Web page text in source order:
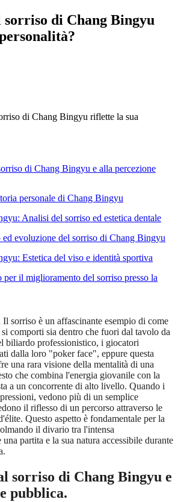
di Chang Bingyu
di Chang Bingyu riflette la sua
di Chang Bingyu e alla percezione
personale di Chang Bingyu
Analisi del sorriso ed estetica dentale
evoluzione del sorriso di Chang Bingyu
Estetica del viso e identità sportiva
il miglioramento del sorriso presso la
sorriso è un affascinante esempio di come
comporti sia dentro che fuori dal tavolo da
biliardo professionistico, i giocatori
dalla loro "poker face", eppure questa
una rara visione della mentalità di una
che combina l'energia giovanile con la
a un concorrente di alto livello. Quando i
vedono più di un semplice
il riflesso di un percorso attraverso le
Questo aspetto è fondamentale per la
il divario tra l'intensa
partita e la sua natura accessibile durante
sorriso di Chang Bingyu e
pubblica.